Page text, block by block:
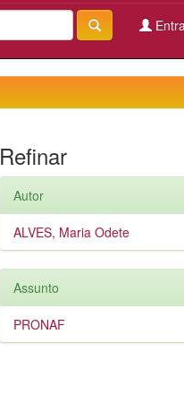
Refinar
Autor
ALVES, Maria Odete
Assunto
PRONAF